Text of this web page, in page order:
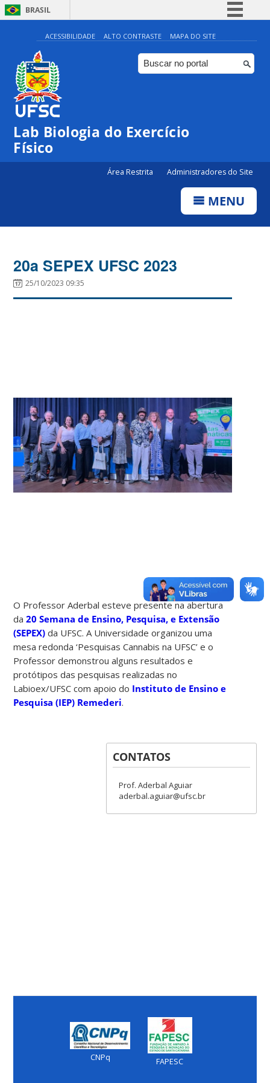
BRASIL
Simplifique!
Comunica BR
Participe
Canais
ACESSIBILIDADE ALTO CONTRASTE MAPA DO SITE
Lab Biologia do Exercício
Físico
Área Restrita Administradores do Site
MENU
20a SEPEX UFSC 2023
25/10/2023 09:35
O Professor Aderbal esteve presente na abertura
da20 Semana de Ensino, Pesquisa, e Extensão
(SEPEX) da UFSC. A Universidade organizou uma
mesa redonda ‘Pesquisas Cannabis na UFSC’ e o
Professor demonstrou alguns resultados e
protótipos das pesquisas realizadas no
Labioex/UFSC com apoio do Instituto de Ensino e
Pesquisa (IEP) Remederi.
CONTATOS
Prof. Aderbal Aguiar
aderbal.aguiar@ufsc.br
CNPq FAPESC